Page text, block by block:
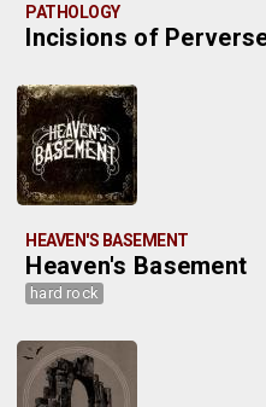
PATHOLOGY
Incisions of
HEAVEN'S BASEMENT
Heaven's Basement
hard rock